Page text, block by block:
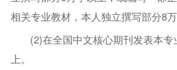
相关专业教材，本人独立撰写部分8万
(2)在全国中文核心期刊发表本
上。